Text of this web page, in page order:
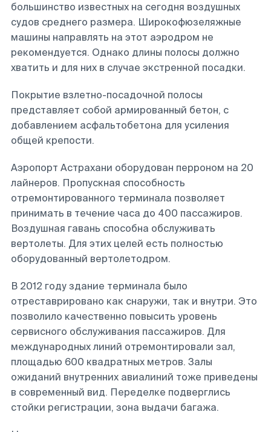
большинство известных на сегодня воздушных
судов среднего размера. Широкофюзеляжные
машины направлять на этот аэродром не
рекомендуется. Однако длины полосы должно
хватить и для них в случае экстренной посадки.
Покрытие взлетно-посадочной полосы
представляет собой армированный бетон, с
добавлением асфальтобетона для усиления
общей крепости.
Аэропорт Астрахани оборудован перроном на 20
лайнеров. Пропускная способность
отремонтированного терминала позволяет
принимать в течение часа до 400 пассажиров.
Воздушная гавань способна обслуживать
вертолеты. Для этих целей есть полностью
оборудованный вертолетодром.
В 2012 году здание терминала было
отреставрировано как снаружи, так и внутри. Это
позволило качественно повысить уровень
сервисного обслуживания пассажиров. Для
международных линий отремонтировали зал,
площадью 600 квадратных метров. Залы
ожиданий внутренних авиалиний тоже приведены
в современный вид. Переделке подверглись
стойки регистрации, зона выдачи багажа.